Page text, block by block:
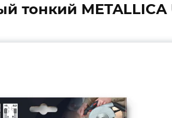
тонкий METALLICA